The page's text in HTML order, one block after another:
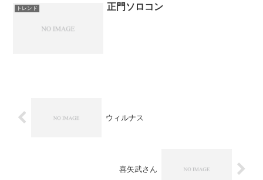
トレンド 正門ソロコン
ウィルナス
喜矢武さん